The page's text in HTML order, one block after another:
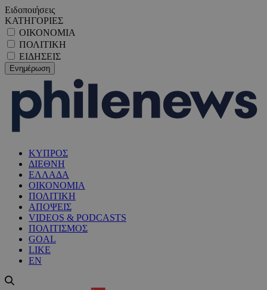
Ειδοποιήσεις
ΚΑΤΗΓΟΡΙΕΣ
ΟΙΚΟΝΟΜΙΑ
ΠΟΛΙΤΙΚΗ
ΕΙΔΗΣΕΙΣ
ΚΥΠΡΟΣ
ΔΙΕΘΝΗ
ΕΛΛΑΔΑ
ΟΙΚΟΝΟΜΙΑ
ΠΟΛΙΤΙΚΗ
ΑΠΟΨΕΙΣ
VIDEOS & PODCASTS
ΠΟΛΙΤΙΣΜΟΣ
GOAL
LIKE
EN